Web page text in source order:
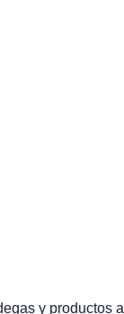
y productos a